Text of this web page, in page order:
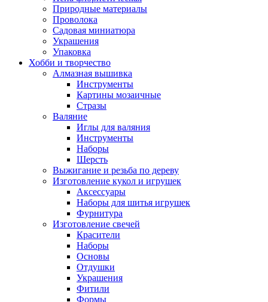
Природные материалы
Проволока
Садовая миниатюра
Украшения
Упаковка
Хобби и творчество
Алмазная вышивка
Инструменты
Картины мозаичные
Стразы
Валяние
Иглы для валяния
Инструменты
Наборы
Шерсть
Выжигание и резьба по дереву
Изготовление кукол и игрушек
Аксессуары
Наборы для шитья игрушек
Фурнитура
Изготовление свечей
Красители
Наборы
Основы
Отдушки
Украшения
Фитили
Формы